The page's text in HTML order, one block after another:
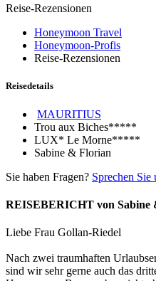
Reise-Rezensionen
Honeymoon Travel
Honeymoon-Profis
Reise-Rezensionen
Reisedetails
MAURITIUS
Trou aux Biches*****
LUX* Le Morne*****
Sabine & Florian
Sie haben Fragen? Sprechen Sie
REISEBERICHT von Sabine
Liebe Frau Gollan-Riedel
Nach zwei traumhaften
sind wir sehr gerne auch das